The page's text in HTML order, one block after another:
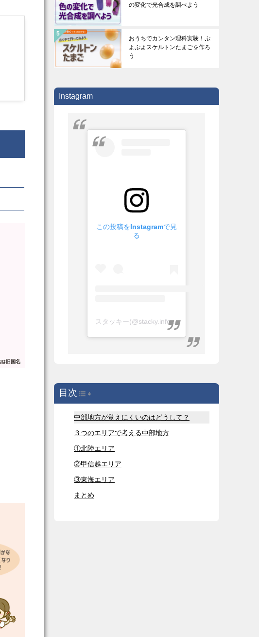
の変化で光合成を調べよう
おうちでカンタン理科実験！ぷ
よぷよスケルトンたまごを作ろ
う
Instagram
この投稿をInstagramで見
る
スタッキー(@stacky.info)がシェアした投稿
目次 Toggle Table of Content
中部地方が覚えにくいのはどうして？
３つのエリアで考える中部地方
①北陸エリア
②甲信越エリア
③東海エリア
まとめ